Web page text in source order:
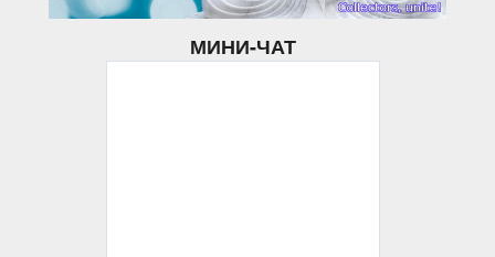
МИНИ-ЧАТ